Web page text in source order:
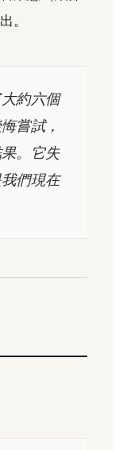
。
約六個
嘗試，
。它失
們現在